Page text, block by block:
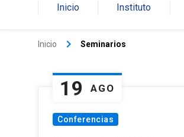
Inicio Instituto
Inicio keyboard_arrow_right Seminarios
19 AGO
Conferencias